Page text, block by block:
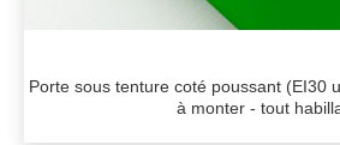
Porte sous tenture coté poussant (EI30
à monter - tout